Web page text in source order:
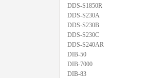
DDS-S1850R
DDS-S230A
DDS-S230B
DDS-S230C
DDS-S240AR
DIB-50
DIB-7000
DIB-83